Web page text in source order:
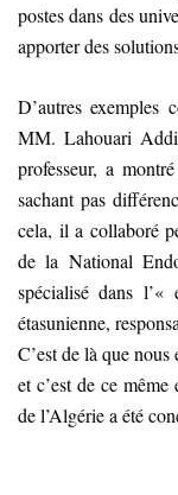
postes dans des
apporter des
D’autres exemples
MM. Lahouari
professeur, a
sachant pas
cela, il a collaboré
de la National
spécialisé dans
étasunienne,
C’est de là que
et c’est de ce
de l’Algérie a été